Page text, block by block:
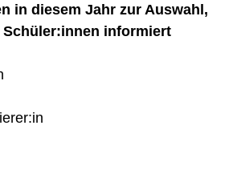
in diesem Jahr zur Auswahl,
informiert